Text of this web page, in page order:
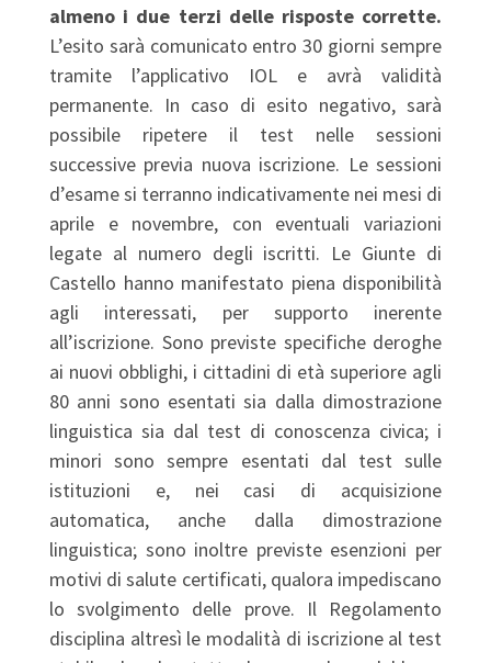
almeno i due terzi delle risposte corrette.
L’esito sarà comunicato entro 30 giorni sempre
tramite l’applicativo IOL e avrà validità
permanente. In caso di esito negativo, sarà
possibile ripetere il test nelle sessioni
successive previa nuova iscrizione. Le sessioni
d’esame si terranno indicativamente nei mesi di
aprile e novembre, con eventuali variazioni
legate al numero degli iscritti. Le Giunte di
Castello hanno manifestato piena disponibilità
agli interessati, per supporto inerente
all’iscrizione. Sono previste specifiche deroghe
ai nuovi obblighi, i cittadini di età superiore agli
80 anni sono esentati sia dalla dimostrazione
linguistica sia dal test di conoscenza civica; i
minori sono sempre esentati dal test sulle
istituzioni e, nei casi di acquisizione
automatica, anche dalla dimostrazione
linguistica; sono inoltre previste esenzioni per
motivi di salute certificati, qualora impediscano
lo svolgimento delle prove. Il Regolamento
disciplina altresì le modalità di iscrizione al test